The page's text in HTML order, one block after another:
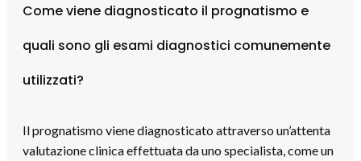
Come viene diagnosticato il prognatismo e
quali sono gli esami diagnostici comunemente
utilizzati?
Il prognatismo viene diagnosticato attraverso un’attenta
valutazione clinica effettuata da uno specialista, come un